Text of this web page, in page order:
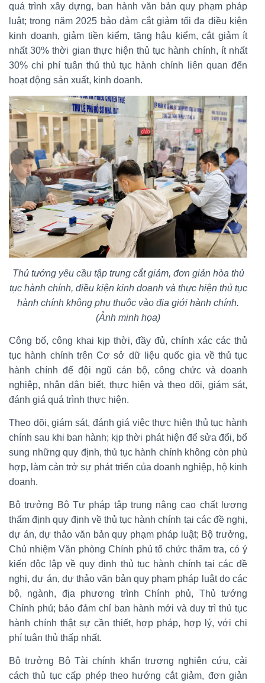
quá trình xây dựng, ban hành văn bản quy phạm pháp
luật; trong năm 2025 bảo đảm cắt giảm tối đa điều kiện
kinh doanh, giảm tiền kiểm, tăng hậu kiểm, cắt giảm ít
nhất 30% thời gian thực hiện thủ tục hành chính, ít nhất
30% chi phí tuân thủ thủ tục hành chính liên quan đến
hoạt động sản xuất, kinh doanh.
Thủ tướng yêu cầu tập trung cắt giảm, đơn giản hòa thủ
tục hành chính, điều kiện kinh doanh và thực hiện thủ tục
hành chính không phụ thuộc vào địa giới hành chính.
(Ảnh minh họa)
Công bố, công khai kịp thời, đầy đủ, chính xác các thủ
tục hành chính trên Cơ sở dữ liệu quốc gia về thủ tục
hành chính để đội ngũ cán bộ, công chức và doanh
nghiệp, nhân dân biết, thực hiện và theo dõi, giám sát,
đánh giá quá trình thực hiện.
Theo dõi, giám sát, đánh giá việc thực hiện thủ tục hành
chính sau khi ban hành; kịp thời phát hiện để sửa đổi, bổ
sung những quy định, thủ tục hành chính không còn phù
hợp, làm cản trở sự phát triển của doanh nghiệp, hộ kinh
doanh.
Bộ trưởng Bộ Tư pháp tập trung nâng cao chất lượng
thẩm định quy định về thủ tục hành chính tại các đề nghị,
dự án, dự thảo văn bản quy phạm pháp luật; Bộ trưởng,
Chủ nhiệm Văn phòng Chính phủ tổ chức thẩm tra, có ý
kiến độc lập về quy định thủ tục hành chính tại các đề
nghị, dự án, dự thảo văn bản quy phạm pháp luật do các
bộ, ngành, địa phương trình Chính phủ, Thủ tướng
Chính phủ; bảo đảm chỉ ban hành mới và duy trì thủ tục
hành chính thật sự cần thiết, hợp pháp, hợp lý, với chi
phí tuân thủ thấp nhất.
Bộ trưởng Bộ Tài chính khẩn trương nghiên cứu, cải
cách thủ tục cấp phép theo hướng cắt giảm, đơn giản